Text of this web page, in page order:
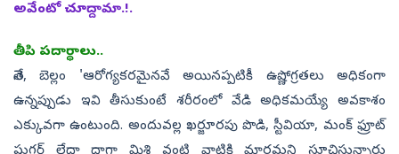
అవేంటో చూద్దామా.!.
తీపి పదార్థాలు..
తేనె, బెల్లం 'ఆరోగ్యకరమైనవే అయినప్పటికీ ఉష్ణోగ్రతలు అధికంగా
ఉన్నప్పుడు ఇవి తీసుకుంటే శరీరంలో వేడి అధికమయ్యే అవకాశం
ఎక్కువగా ఉంటుంది. అందువల్ల ఖర్జూరపు పొడి, స్టీవియా, మంక్ ఫ్రూట్